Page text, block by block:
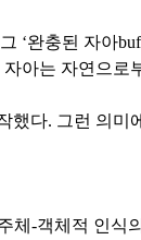
완충된 자아
아는 자연으로
다. 그런 의미
-객체적 인식